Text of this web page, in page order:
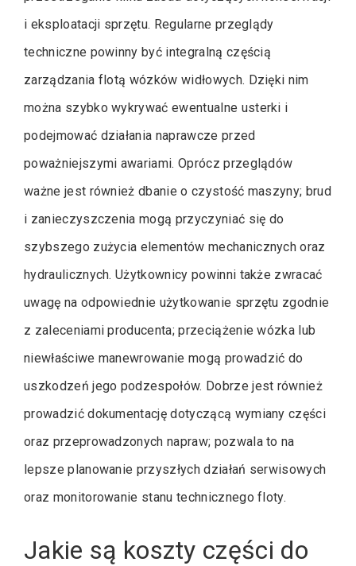
i eksploatacji sprzętu. Regularne przeglądy
techniczne powinny być integralną częścią
zarządzania flotą wózków widłowych. Dzięki nim
można szybko wykrywać ewentualne usterki i
podejmować działania naprawcze przed
poważniejszymi awariami. Oprócz przeglądów
ważne jest również dbanie o czystość maszyny; brud
i zanieczyszczenia mogą przyczyniać się do
szybszego zużycia elementów mechanicznych oraz
hydraulicznych. Użytkownicy powinni także zwracać
uwagę na odpowiednie użytkowanie sprzętu zgodnie
z zaleceniami producenta; przeciążenie wózka lub
niewłaściwe manewrowanie mogą prowadzić do
uszkodzeń jego podzespołów. Dobrze jest również
prowadzić dokumentację dotyczącą wymiany części
oraz przeprowadzonych napraw; pozwala to na
lepsze planowanie przyszłych działań serwisowych
oraz monitorowanie stanu technicznego floty.
Jakie są koszty części do